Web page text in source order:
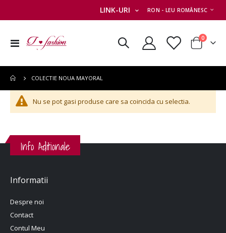
LINK-URI MONEDA
RON - LEU ROMÂNESC
Comutare
Cart
0articole
COLECTIE NOUA MAYORAL
Nu se pot gasi produse care sa coincida cu selectia.
Info Aditionale
Informatii
Despre noi
Contact
Contul Meu